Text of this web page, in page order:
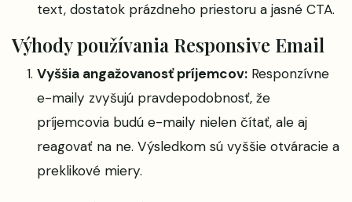
text, dostatok prázdneho priestoru a jasné CTA.
Výhody používania Responsive Email
Vyššia angažovanosť príjemcov: Responzívne
e-maily zvyšujú pravdepodobnosť, že
príjemcovia budú e-maily nielen čítať, ale aj
reagovať na ne. Výsledkom sú vyššie otváracie a
preklikové miery.